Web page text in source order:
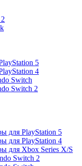
5
4
Switch
Switch 2
для PlayStation 5
для PlayStation 4
для Xbox Series X/S
Switch 2